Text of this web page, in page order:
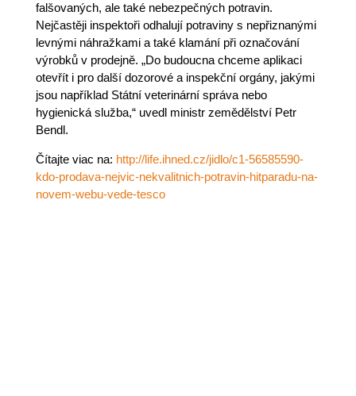
falšovaných, ale také nebezpečných potravin.
Nejčastěji inspektoři odhalují potraviny s nepřiznanými
levnými náhražkami a také klamání při označování
výrobků v prodejně. „Do budoucna chceme aplikaci
otevřít i pro další dozorové a inspekční orgány, jakými
jsou například Státní veterinární správa nebo
hygienická služba,“ uvedl ministr zemědělství Petr
Bendl.
Čítajte viac na: http://life.ihned.cz/jidlo/c1-56585590-
kdo-prodava-nejvic-nekvalitnich-potravin-hitparadu-na-
novem-webu-vede-tesco